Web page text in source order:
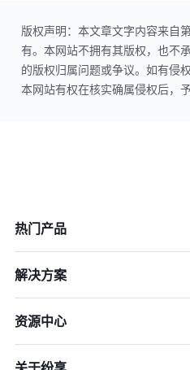
版权声明：本文章文字内容来自
有。本网站不拥有其版权，也不
的版权归属问题或争议。如有侵
本网站有权在核实确属侵权后，
热门产品
解决方案
资源中心